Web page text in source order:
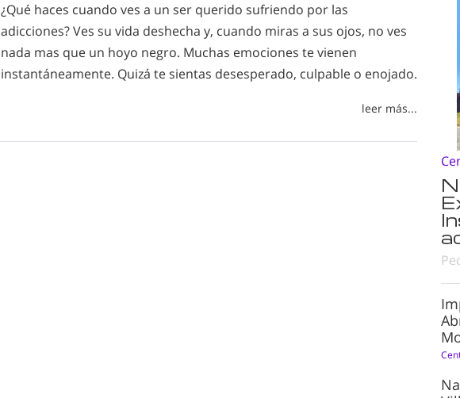
¿Qué haces cuando ves a un ser querido sufriendo por las
adicciones? Ves su vida deshecha y, cuando miras a sus ojos, no ves
nada mas que un hoyo negro. Muchas emociones te vienen
instantáneamente. Quizá te sientas desesperado, culpable o enojado.
leer más...